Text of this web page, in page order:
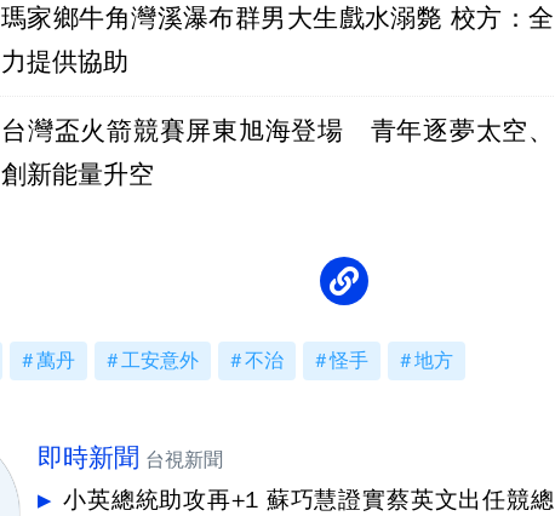
瑪家鄉牛角灣溪瀑布群男大生戲水溺斃 校方：全
力提供協助
台灣盃火箭競賽屏東旭海登場 青年逐夢太空、
創新能量升空
萬丹 工安意外 不治 怪手 地方
即時新聞 台視新聞
小英總統助攻再+1 蘇巧慧證實蔡英文出任競總